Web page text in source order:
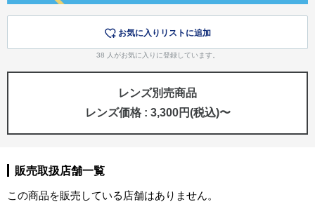
お気に入りリストに追加
38 人がお気に入りに登録しています。
レンズ別売商品
レンズ価格 : 3,300円(税込)〜
販売取扱店舗一覧
この商品を販売している店舗はありません。